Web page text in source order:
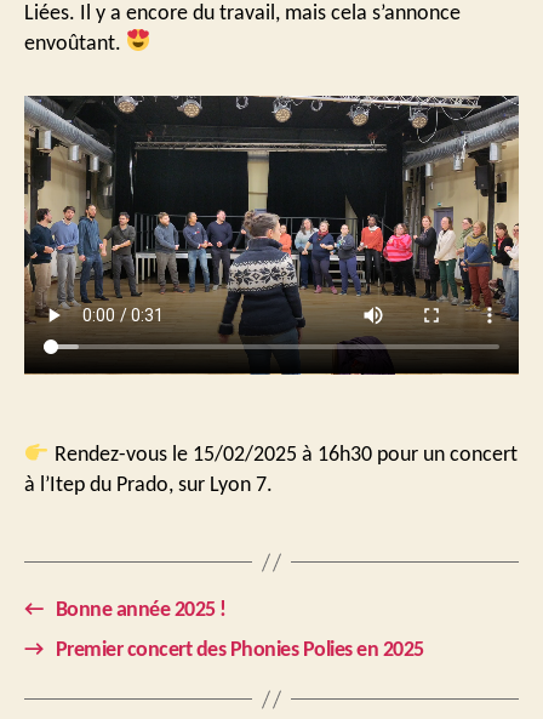
Liées. Il y a encore du travail, mais cela s’annonce
envoûtant.
Rendez-vous le 15/02/2025 à 16h30 pour un concert
à l’Itep du Prado, sur Lyon 7.
←
Bonne année 2025 !
→
Premier concert des Phonies Polies en 2025